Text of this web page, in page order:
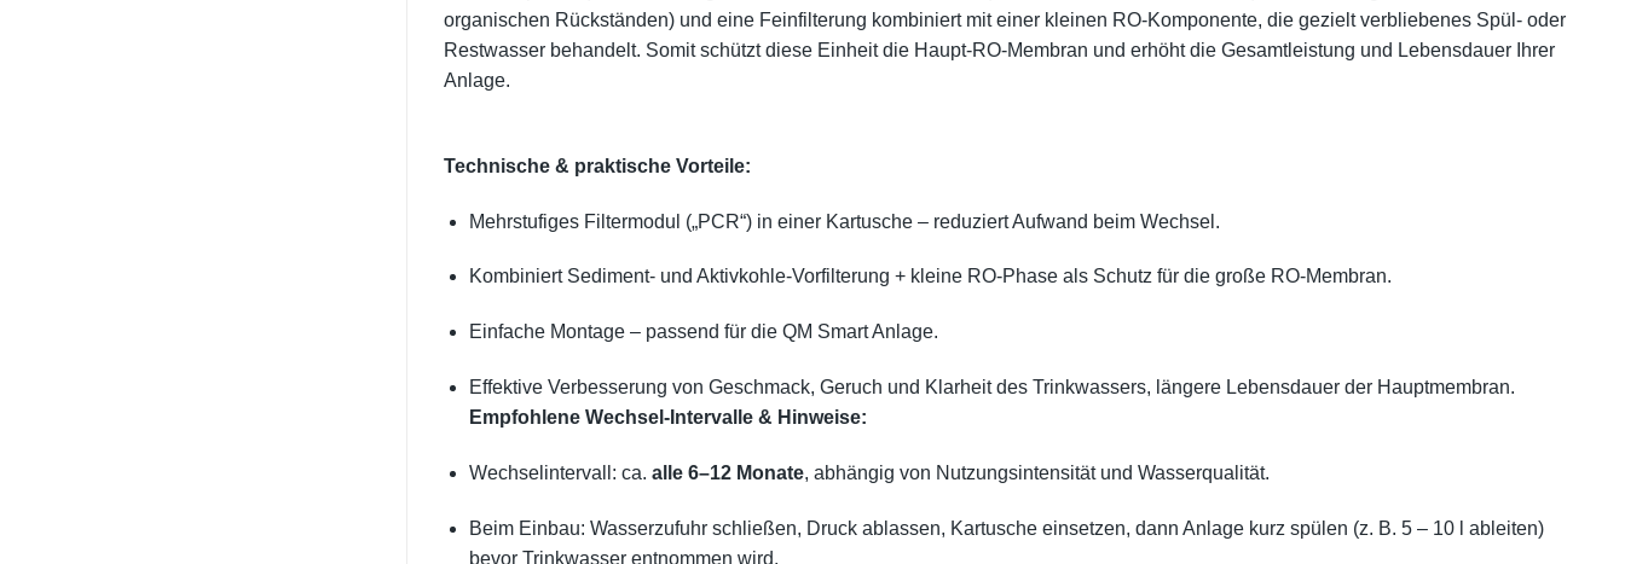
organischen Rückständen) und eine Feinfilterung kombiniert mit einer kleinen RO-Komponente, die gezielt verbliebenes Spül- oder
Restwasser behandelt. Somit schützt diese Einheit die Haupt-RO-Membran und erhöht die Gesamtleistung und Lebensdauer Ihrer
Anlage.
Technische & praktische Vorteile:
Mehrstufiges Filtermodul („PCR“) in einer Kartusche – reduziert Aufwand beim Wechsel.
Kombiniert Sediment- und Aktivkohle-Vorfilterung + kleine RO-Phase als Schutz für die große RO-Membran.
Einfache Montage – passend für die QM Smart Anlage.
Effektive Verbesserung von Geschmack, Geruch und Klarheit des Trinkwassers, längere Lebensdauer der Hauptmembran.
Empfohlene Wechsel-Intervalle & Hinweise:
Wechselintervall: ca. alle 6–12 Monate, abhängig von Nutzungsintensität und Wasserqualität.
Beim Einbau: Wasserzufuhr schließen, Druck ablassen, Kartusche einsetzen, dann Anlage kurz spülen (z. B. 5 – 10 l ableiten)
bevor Trinkwasser entnommen wird.